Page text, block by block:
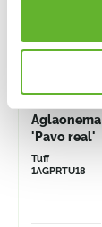
Aglaonema
'Pavo real'
Tuff
1AGPRTU18